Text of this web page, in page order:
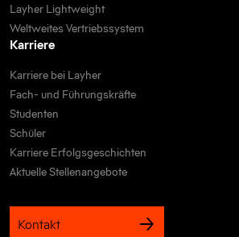
Layher Lightweight
Weltweites Vertriebssystem
Karriere
Karriere bei Layher
Fach- und Führungskräfte
Studenten
Schüler
Karriere Erfolgsgeschichten
Aktuelle Stellenangebote
Kontakt